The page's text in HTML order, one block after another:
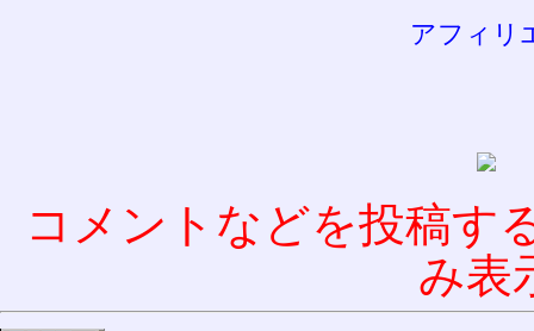
アフィリ
コメントなどを投稿す
み表